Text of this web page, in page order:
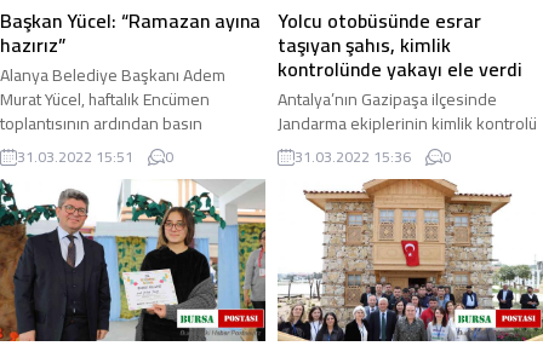
Başkan Yücel: “Ramazan ayına
hazırız”
Alanya Belediye Başkanı Adem
Murat Yücel, haftalık Encümen
toplantısının ardından basın
mensuplarına açıklamalarda
bulundu. Başkan Yücel, 2 Nisan ...
31.03.2022 15:51 0
Yolcu otobüsünde esrar
taşıyan şahıs, kimlik
kontrolünde yakayı ele verdi
Antalya’nın Gazipaşa ilçesinde
Jandarma ekiplerinin kimlik kontrolü
yapmak için durdurduğu otobüsteki
yolcunun üzerinden 9 gram kubar
esrar çıktı ...
31.03.2022 15:36 0